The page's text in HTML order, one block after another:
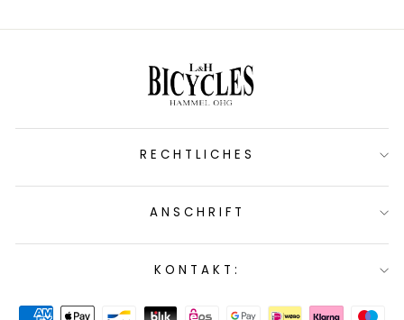
RECHTLICHES
ANSCHRIFT
KONTAKT: